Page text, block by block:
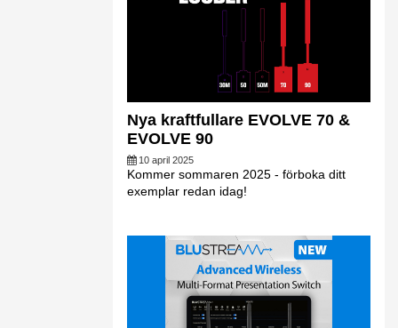
Nya kraftfullare EVOLVE 70 &
EVOLVE 90
10 april 2025
Kommer sommaren 2025 - förboka ditt
exemplar redan idag!